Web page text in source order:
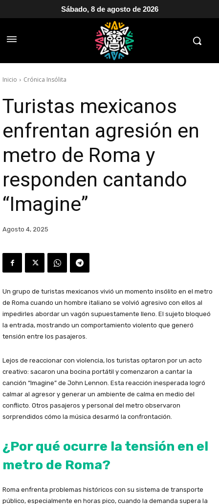
Sábado, 8 de agosto de 2026
Inicio Crónica Insólita
Turistas mexicanos
enfrentan agresión en
metro de Roma y
responden cantando
“Imagine”
Agosto 4, 2025
Un grupo de turistas mexicanos vivió un momento insólito en el metro
de Roma cuando un hombre italiano se volvió agresivo con ellos al
impedirles abordar un vagón supuestamente lleno. El sujeto bloqueó
la entrada, mostrando un comportamiento violento que generó
tensión entre los pasajeros.
Lejos de reaccionar con violencia, los turistas optaron por un acto
creativo: sacaron una bocina portátil y comenzaron a cantar la
canción “Imagine” de John Lennon. Esta reacción inesperada logró
calmar al agresor y generar un ambiente de calma en medio del
conflicto. Otros pasajeros y personal del metro observaron
sorprendidos cómo la música desarmó la confrontación.
¿Por qué ocurre la tensión en el
metro de Roma?
Roma enfrenta problemas históricos con su sistema de transporte
público, especialmente en horas pico, cuando la demanda supera la